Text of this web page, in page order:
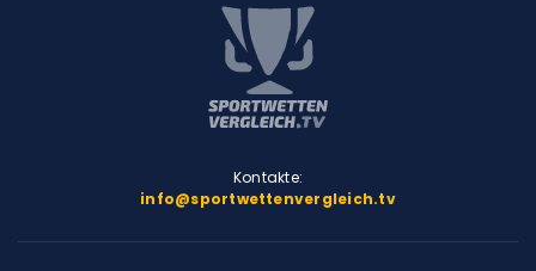
Kontakte:
info@sportwettenvergleich.tv